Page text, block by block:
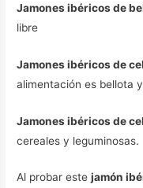
Jamones ibéricos de
libre
Jamones ibéricos de
alimentación es bellota
Jamones ibéricos de
cereales y leguminosas.
Al probar estejamón